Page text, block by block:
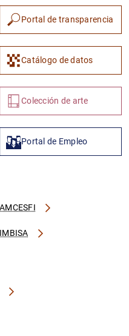
Portal de transparencia
Catálogo de datos
Colección de arte
Portal de Empleo
AMCESFI
IMBISA